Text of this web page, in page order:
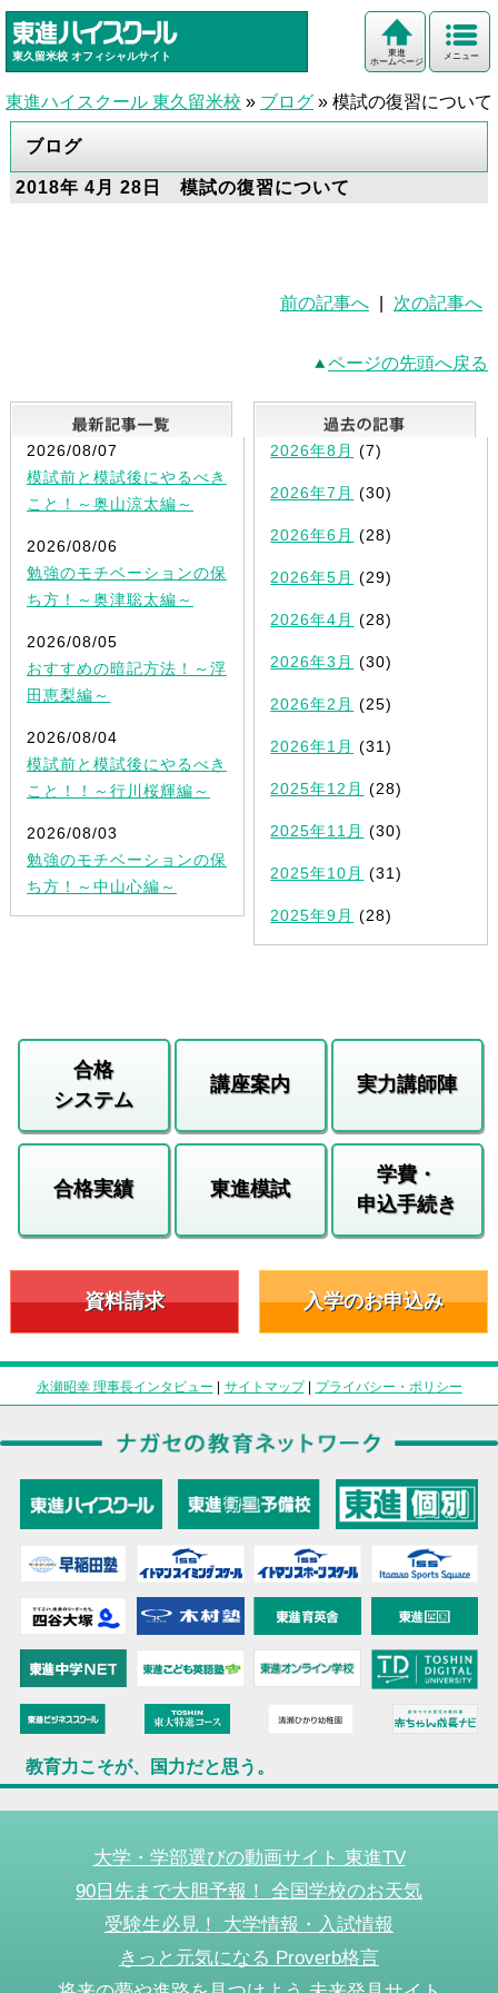
東久留米校 オフィシャルサイト メニュー
東進
ホームページ
東進ハイスクール 東久留米校 » ブログ » 模試の復習について
ブログ
2018年 4月 28日 模試の復習について
前の記事へ 次の記事へ
ページの先頭へ戻る
最新記事一覧
2026/08/07
模試前と模試後にやるべき
こと！～奥山涼太編～
2026/08/06
勉強のモチベーションの保
ち方！～奥津聡太編～
2026/08/05
おすすめの暗記方法！～浮
田恵梨編～
2026/08/04
模試前と模試後にやるべき
こと！！～行川桜輝編～
2026/08/03
勉強のモチベーションの保
ち方！～中山心編～
2026年8月 (7)
2026年7月 (30)
2026年6月 (28)
2026年5月 (29)
2026年4月 (28)
2026年3月 (30)
2026年2月 (25)
2026年1月 (31)
2025年12月 (28)
2025年11月 (30)
2025年10月 (31)
2025年9月 (28)
合格
システム
講座案内 実力講師陣
合格実績 東進模試
学費・
申込手続き
資料請求 入学のお申込み
永瀬昭幸 理事長インタビュー | サイトマップ| プライバシー・ポリシー
教育力こそが、国力だと思う。
大学・学部選びの動画サイト 東進TV
90日先まで大胆予報！ 全国学校のお天気
受験生必見！ 大学情報・入試情報
きっと元気になる Proverb格言